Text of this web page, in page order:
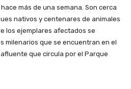
más de una semana. Son cerca
nativos y centenares de animales
los ejemplares afectados se
milenarios que se encuentran en el
que circula por el Parque